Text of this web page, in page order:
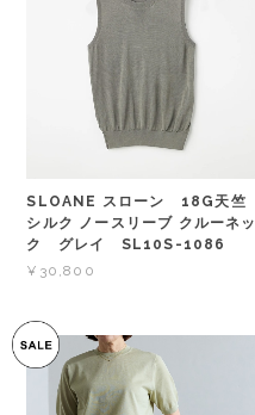
SLOANE スローン 18G天竺
シルク ノースリーブ クルーネッ
ク グレイ SL10S-1086
¥30,800